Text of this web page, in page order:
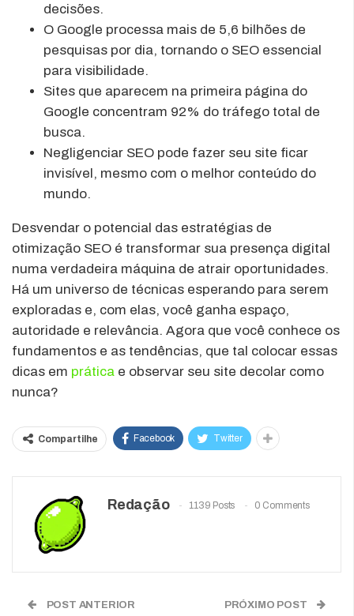
decisões.
O Google processa mais de 5,6 bilhões de
pesquisas por dia, tornando o SEO essencial
para visibilidade.
Sites que aparecem na primeira página do
Google concentram 92% do tráfego total de
busca.
Negligenciar SEO pode fazer seu site ficar
invisível, mesmo com o melhor conteúdo do
mundo.
Desvendar o potencial das estratégias de
otimização SEO é transformar sua presença digital
numa verdadeira máquina de atrair oportunidades.
Há um universo de técnicas esperando para serem
exploradas e, com elas, você ganha espaço,
autoridade e relevância. Agora que você conhece os
fundamentos e as tendências, que tal colocar essas
dicas em prática e observar seu site decolar como
nunca?
Compartilhe Facebook Twitter
Redação 1139 Posts 0 Comments
POST ANTERIOR PRÓXIMO POST